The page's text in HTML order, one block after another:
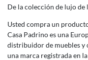
De la colección de lujo de
Usted compra un
Casa Padrino es una
distribuidor de muebles y
una marca registrada en